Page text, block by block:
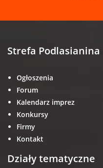
Strefa Podlasianina
Ogłoszenia
Forum
Kalendarz imprez
Konkursy
Firmy
Kontakt
Działy tematyczne